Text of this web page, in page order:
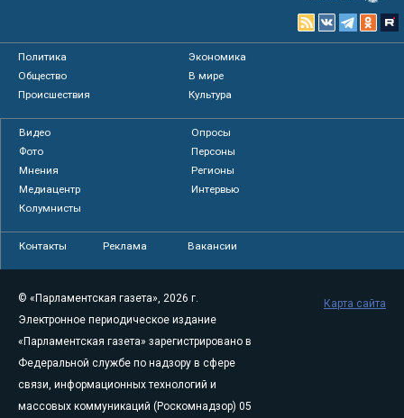
Политика
Экономика
Общество
В мире
Происшествия
Культура
Видео
Опросы
Фото
Персоны
Мнения
Регионы
Медиацентр
Интервью
Колумнисты
Контакты Реклама Вакансии
© «Парламентская газета», 2026 г.
Электронное периодическое издание
«Парламентская газета» зарегистрировано в
Федеральной службе по надзору в сфере
связи, информационных технологий и
массовых коммуникаций (Роскомнадзор) 05
Карта сайта